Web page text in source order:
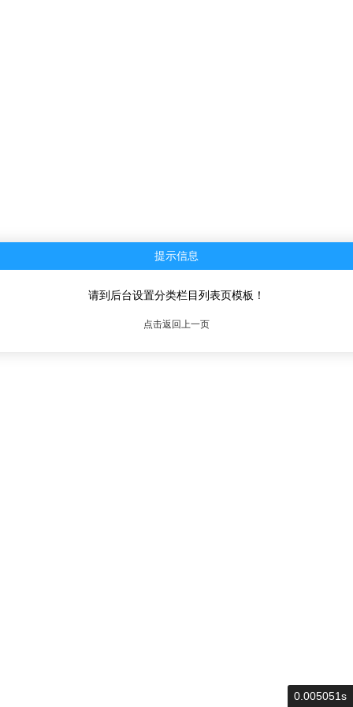
提示信息
请到后台设置分类栏目列表页模板！
点击返回上一页
0.005051s